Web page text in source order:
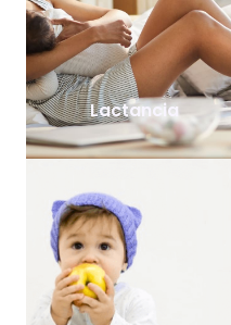
Lactancia